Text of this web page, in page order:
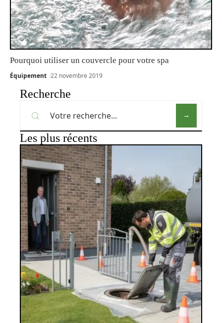
Pourquoi utiliser un couvercle pour votre spa
Équipement 22 novembre 2019
Recherche
Les plus récents